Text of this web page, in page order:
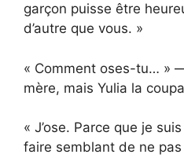
garçon puisse être
d’autre que vous. »
« Comment oses-tu… »
mère, mais Yulia la
« J’ose. Parce que je
faire semblant de ne